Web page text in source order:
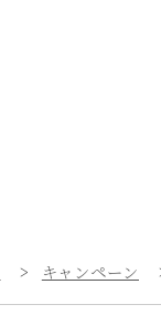
キャンペーン